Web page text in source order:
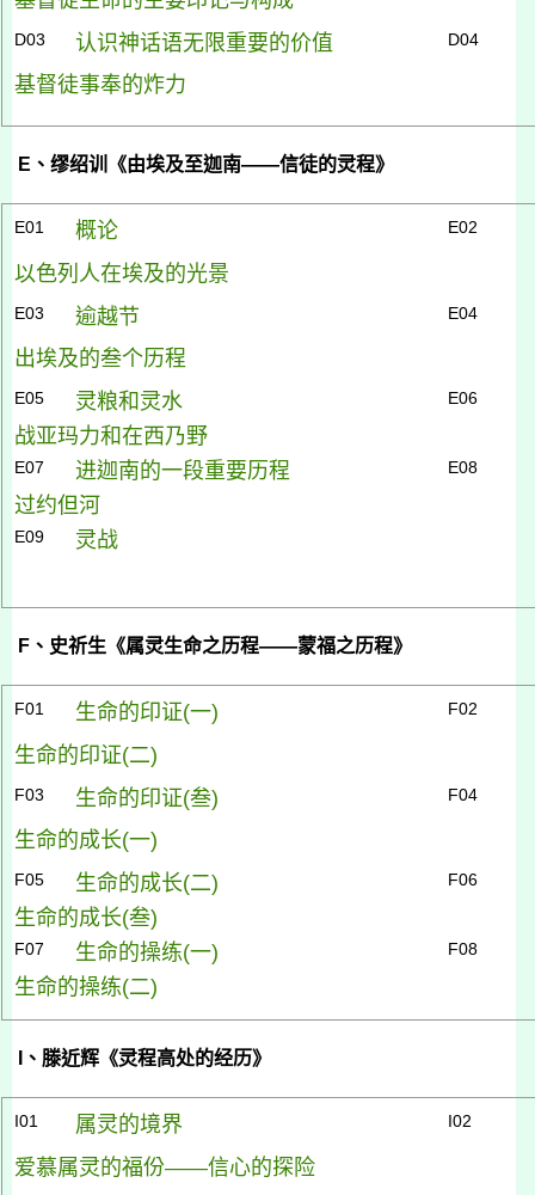
D03 认识神话语无限重要的价值 D04
基督徒事奉的炸力
E 、缪绍训《由埃及至迦南——信徒的灵程》
E01 概论 E02
以色列人在埃及的光景
E03 逾越节 E04
出埃及的叁个历程
E05 灵粮和灵水 E06
战亚玛力和在西乃野
E07 进迦南的一段重要历程 E08
过约但河
E09 灵战
F 、史祈生《属灵生命之历程——蒙福之历程》
F01 生命的印证(一) F02
生命的印证(二)
F03 生命的印证(叁) F04
生命的成长(一)
F05 生命的成长(二) F06
生命的成长(叁)
F07 生命的操练(一) F08
生命的操练(二)
、滕近辉《灵程高处的经历》
I01 属灵的境界 I02
爱慕属灵的福份——信心的探险